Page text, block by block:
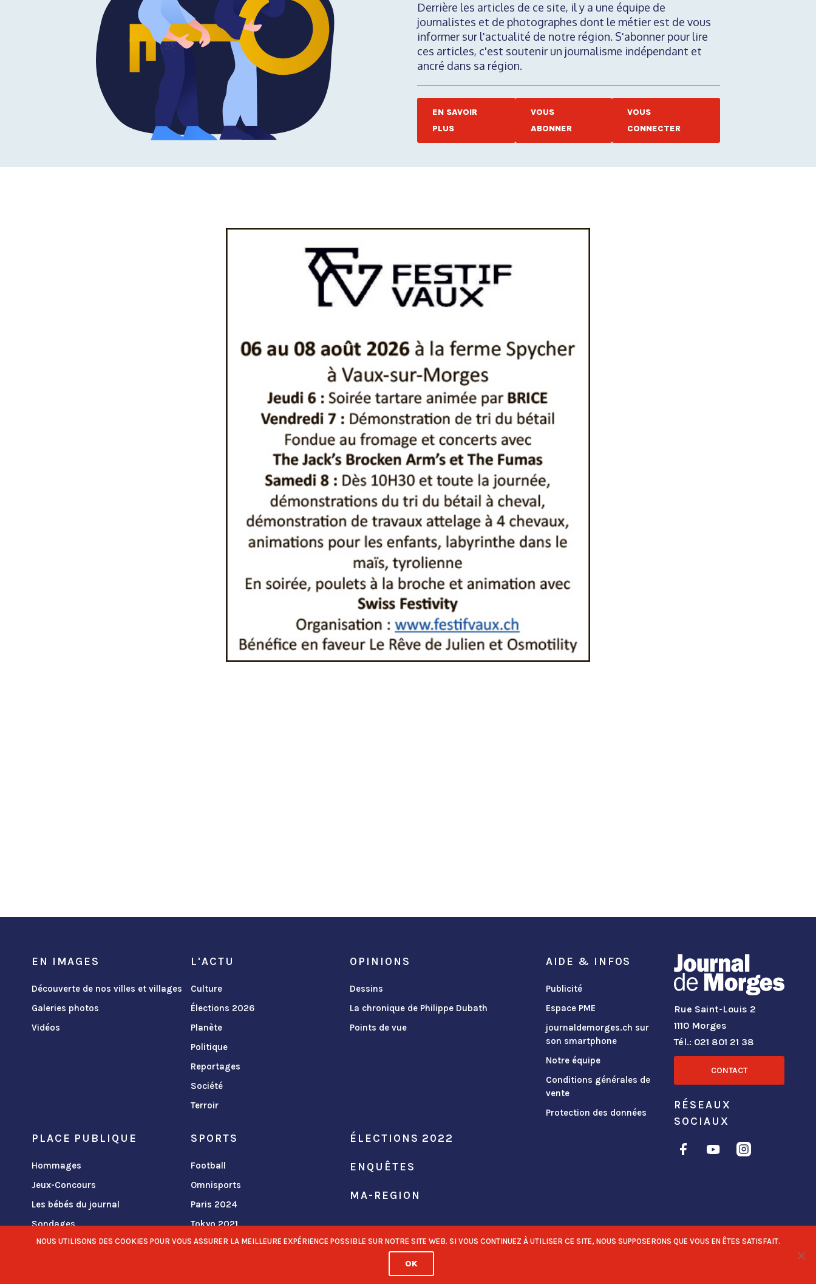
Derrière les articles de ce site, il y a une équipe de
journalistes et de photographes dont le métier est de vous
informer sur l'actualité de notre région. S'abonner pour lire
ces articles, c'est soutenir un journalisme indépendant et
ancré dans sa région.
EN SAVOIR
PLUS
VOUS
ABONNER
VOUS
CONNECTER
EN IMAGES
Découverte de nos villes et villages
Galeries photos
Vidéos
L'ACTU
Culture
Élections 2026
Planète
Politique
Reportages
Société
Terroir
OPINIONS
Dessins
La chronique de Philippe Dubath
Points de vue
PLACE PUBLIQUE
Hommages
Jeux-Concours
Les bébés du journal
Sondages
SPORTS
Football
Omnisports
Paris 2024
Tokyo 2021
ÉLECTIONS 2022
ENQUÊTES
MA-REGION
AIDE & INFOS
Publicité
Espace PME
journaldemorges.ch sur
son smartphone
Notre équipe
Conditions générales de
vente
Protection des données
Rue Saint-Louis 2
1110 Morges
Tél.: 021 801 21 38
CONTACT
RÉSEAUX
SOCIAUX
NOUS UTILISONS DES COOKIES POUR VOUS ASSURER LA MEILLEURE EXPÉRIENCE POSSIBLE SUR NOTRE SITE WEB. SI VOUS CONTINUEZ À UTILISER CE SITE, NOUS SUPPOSERONS QUE VOUS EN ÊTES SATISFAIT.
OK